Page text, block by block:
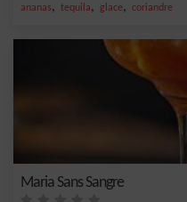
ananas, tequila, glace, coriandre
Maria Sans Sangre